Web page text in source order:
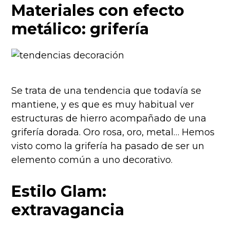
Materiales con efecto
metálico: grifería
Se trata de una tendencia que todavía se
mantiene, y es que es muy habitual ver
estructuras de hierro acompañado de una
grifería dorada. Oro rosa, oro, metal… Hemos
visto como la grifería ha pasado de ser un
elemento común a uno decorativo.
Estilo Glam:
extravagancia